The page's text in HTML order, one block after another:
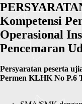
Kompetensi
Operasional
Pencemaran
Persyaratan peserta
Permen KLHK No P.6